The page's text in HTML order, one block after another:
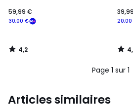
30,00 €
59,99 €
4,2
/
/
Page 1 sur 1
Articles similaires